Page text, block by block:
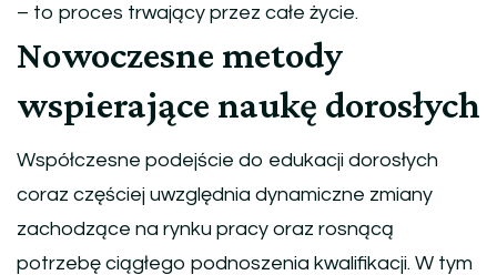
– to proces trwający przez całe życie.
Nowoczesne metody
wspierające naukę dorosłych
Współczesne podejście do edukacji dorosłych
coraz częściej uwzględnia dynamiczne zmiany
zachodzące na rynku pracy oraz rosnącą
potrzebę ciągłego podnoszenia kwalifikacji. W tym